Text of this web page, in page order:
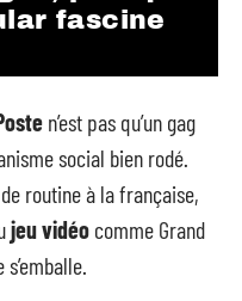
fascine
n’est pas qu’un gag
social bien rodé.
routine à la française,
jeu vidéo comme Grand